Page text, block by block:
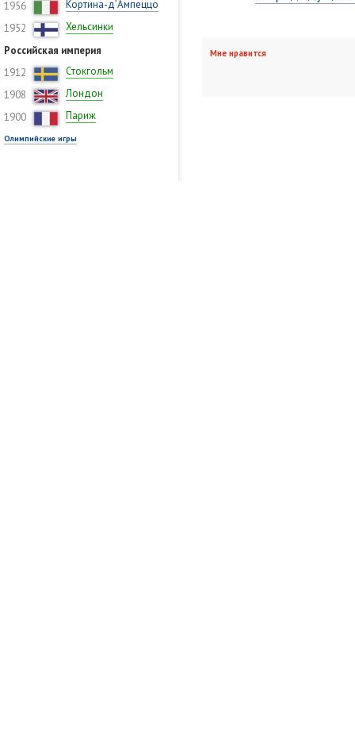
1956
Кортина-д’Ампеццо
1952
Хельсинки
Российская империя
1912
Стокгольм
1908
Лондон
1900
Париж
Олимпийские игры
Мне нравится